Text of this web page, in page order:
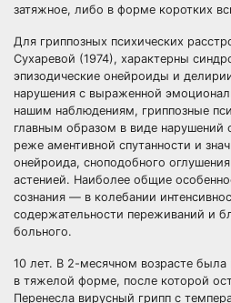
затяжное, либо в форме коротких
Для гриппозных психических
Сухаревой (1974), характерны
эпизодические онейроиды и
нарушения с выраженной
нашим наблюдениям, гриппозные
главным образом в виде нарушений
реже аментивной спутанности и
онейроида, сноподобного
астенией. Наиболее общие
сознания — в колебании
содержательности переживаний и
больного.
10 лет. В 2-месячном возрасте
в тяжелой форме, после которой
Перенесла вирусный грипп с